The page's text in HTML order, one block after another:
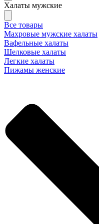
Халаты мужские
Все товары
Махровые мужские халаты
Вафельные халаты
Шелковые халаты
Легкие халаты
Пижамы женские